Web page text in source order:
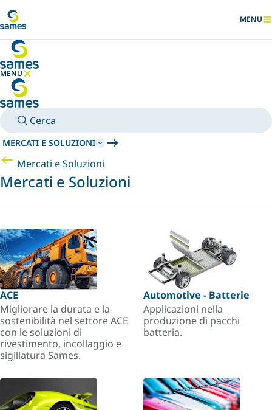
MOSTRA
MENU
MENU
NASCONDI MENU
Cerca
MERCATI E SOLUZIONI
Mercati e Soluzioni
Mercati e Soluzioni
ACE
Migliorare la durata e la
sostenibilità nel settore ACE
con le soluzioni di
rivestimento, incollaggio e
sigillatura Sames.
Automotive - Batterie
Applicazioni nella
produzione di pacchi
batteria.